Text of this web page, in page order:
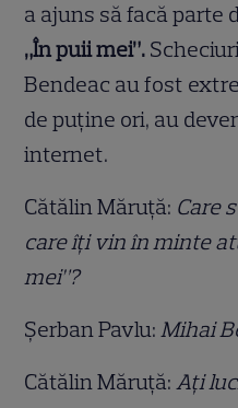
a ajuns să facă parte
„În puii mei”.
Bendeac au fost
de puține ori, au
internet.
Cătălin Măruță: Care
care îți vin în minte
mei”?
Șerban Pavlu:Mihai
Cătălin Măruță:Ați